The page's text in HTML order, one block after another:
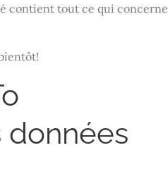
contient tout ce qui concerne